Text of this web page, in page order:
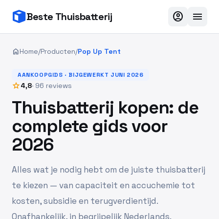
Beste Thuisbatterij account_circle menu
homeHome/Producten/Pop Up Tent
AANKOOPGIDS · BIJGEWERKT JUNI 2026
star4,8· 96 reviews
Thuisbatterij kopen: de
complete gids voor
2026
Alles wat je nodig hebt om de juiste thuisbatterij
te kiezen — van capaciteit en accuchemie tot
kosten, subsidie en terugverdientijd.
Onafhankelijk, in begrijpelijk Nederlands.